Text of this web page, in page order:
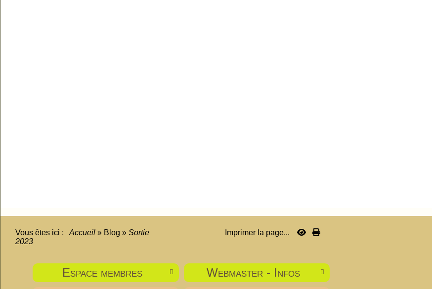
Vous êtes ici : Accueil » Blog » Sortie
2023
Imprimer la page...

Espace membres 
Webmaster - Infos